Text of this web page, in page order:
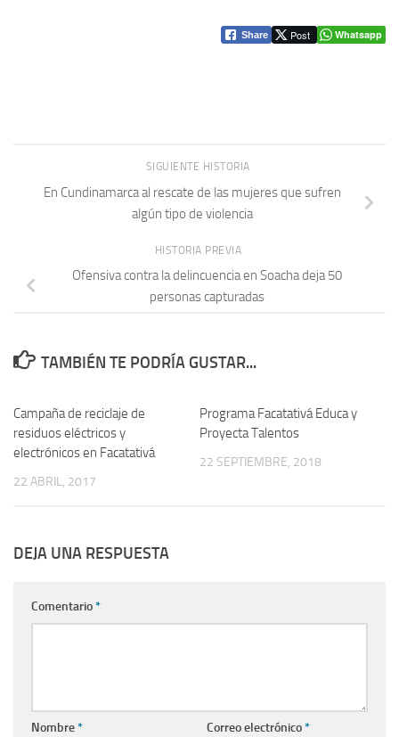
Share Post Whatsapp
SIGUIENTE HISTORIA
En Cundinamarca al rescate de las mujeres que sufren
algún tipo de violencia
HISTORIA PREVIA
Ofensiva contra la delincuencia en Soacha deja 50
personas capturadas
TAMBIÉN TE PODRÍA GUSTAR...
Campaña de reciclaje de
residuos eléctricos y
electrónicos en Facatativá
22 ABRIL, 2017
Programa Facatativá Educa y
Proyecta Talentos
22 SEPTIEMBRE, 2018
DEJA UNA RESPUESTA
Comentario*
Nombre* Correo electrónico*